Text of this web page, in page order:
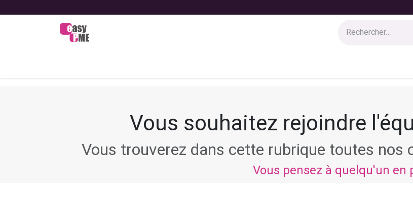
Vous souhaitez rejoindre
Vous trouverez dans cette rubrique toutes nos
Vous pensez à quelqu'un en